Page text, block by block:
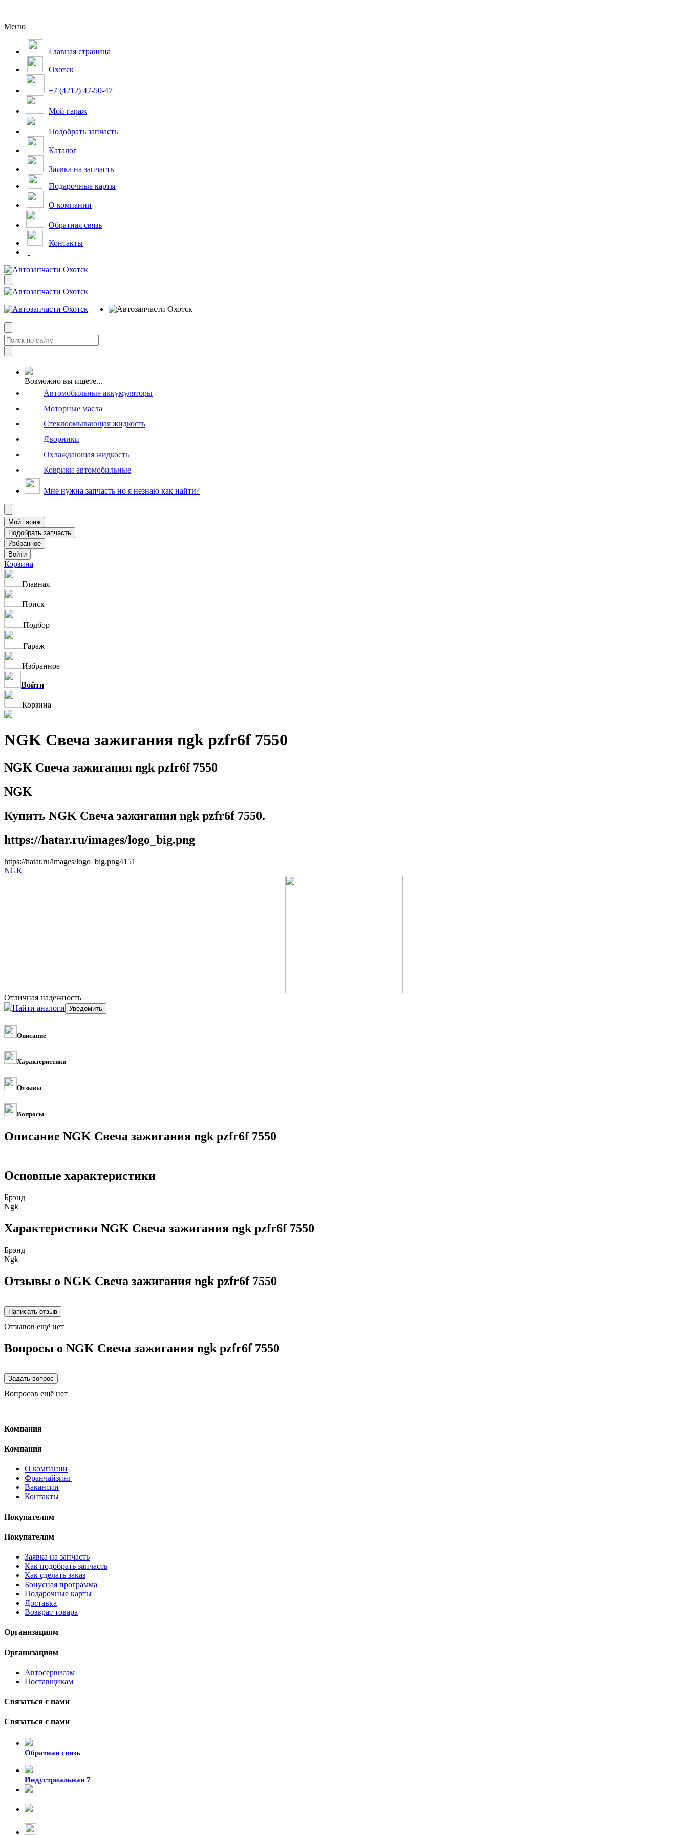
Меню
Главная страница
Охотск
+7 (4212) 47-50-47
Мой гараж
Подобрать запчасть
Каталог
Заявка на запчасть
Подарочные карты
О компании
Обратная связь
Контакты
Возможно вы ищете...
Автомобильные аккумуляторы
Моторные масла
Стеклоомывающая жидкость
Дворники
Охлаждающая жидкость
Коврики автомобильные
Мне нужна запчасть но я незнаю как найти?
Корзина
Главная
Поиск
Подбор
Гараж
Избранное
Войти
Корзина
NGK Свеча зажигания ngk pzfr6f 7550
NGK Свеча зажигания ngk pzfr6f 7550
NGK
Купить NGK Свеча зажигания ngk pzfr6f 7550.
https://hatar.ru/images/logo_big.png
https://hatar.ru/images/logo_big.png41 51
NGK
Отличная надежность
Найти аналоги
Описание
Характеристики
Отзывы
Вопросы
Описание NGK Свеча зажигания ngk pzfr6f 7550
Основные характеристики
Брэнд
Ngk
Характеристики NGK Свеча зажигания ngk pzfr6f 7550
Брэнд
Ngk
Отзывы о NGK Свеча зажигания ngk pzfr6f 7550
Отзывов ещё нет
Вопросы о NGK Свеча зажигания ngk pzfr6f 7550
Вопросов ещё нет
Компания
Компания
О компании
Франчайзинг
Вакансии
Контакты
Покупателям
Покупателям
Заявка на запчасть
Как подобрать запчасть
Как сделать заказ
Бонусная программа
Подарочные карты
Доставка
Возврат товара
Организациям
Организациям
Автосервисам
Поставщикам
Связаться с нами
Связаться с нами
Обратная связь
Индустриальная 7